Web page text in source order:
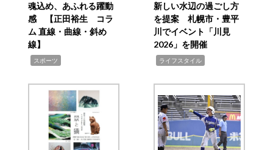
魂込め、あふれる躍動
感 【正田裕生 コラ
ム 直線・曲線・斜め
線】
スポーツ
新しい水辺の過ごし方
を提案 札幌市・豊平
川でイベント「川見
2026」を開催
ライフスタイル